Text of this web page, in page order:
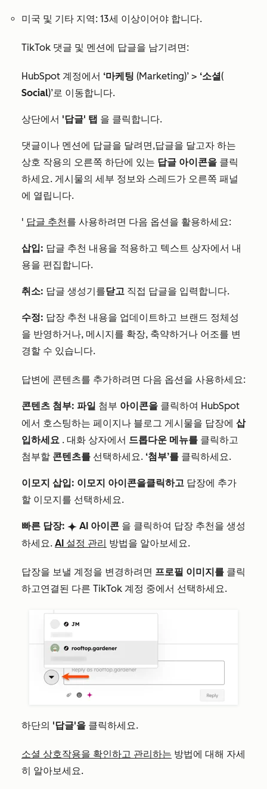
미국 및 기타 지역: 13세 이상이어야 합니다.
TikTok 댓글 및 멘션에 답글을 남기려면:
HubSpot 계정에서 ‘마케팅 (Marketing)’ > ‘소셜(
Social)’로 이동합니다.
상단에서 '답글' 탭 을 클릭합니다.
댓글이나 멘션에 답글을 달려면,답글을 달고자 하는
상호 작용의 오른쪽 하단에 있는 답글 아이콘을 클릭
하세요. 게시물의 세부 정보와 스레드가 오른쪽 패널
에 열립니다.
' 답글 추천를 사용하려면 다음 옵션을 활용하세요:
삽입: 답글 추천 내용을 적용하고 텍스트 상자에서 내
용을 편집합니다.
취소: 답글 생성기를닫고 직접 답글을 입력합니다.
수정: 답장 추천 내용을 업데이트하고 브랜드 정체성
을 반영하거나, 메시지를 확장, 축약하거나 어조를 변
경할 수 있습니다.
답변에 콘텐츠를 추가하려면 다음 옵션을 사용하세요:
콘텐츠 첨부: 파일 첨부 아이콘을 클릭하여 HubSpot
에서 호스팅하는 페이지나 블로그 게시물을 답장에 삽
입하세요 . 대화 상자에서 드롭다운 메뉴를 클릭하고
첨부할 콘텐츠를 선택하세요. ‘첨부’를 클릭하세요.
이모지 삽입: 이모지 아이콘을클릭하고 답장에 추가
할 이모지를 선택하세요.
빠른 답장: breezeSingleStar AI 아이콘 을 클릭하여 답장 추천을 생성
하세요. AI 설정 관리 방법을 알아보세요.
답장을 보낼 계정을 변경하려면 프로필 이미지를 클릭
하고연결된 다른 TikTok 계정 중에서 선택하세요.
하단의 '답글'을 클릭하세요.
소셜 상호작용을 확인하고 관리하는 방법에 대해 자세
히 알아보세요.